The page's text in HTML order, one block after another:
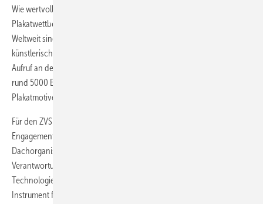
Wie wertvoll Wasser für uns alle ist, soll der internationale
Plakatwettbewerb „Wasser ist Leben“ auf einen Blick deutlich machen.
Weltweit sind Studenten aus Kunst und Design aufgerufen, sich mit
künstlerischen Werken daran zu beteiligen. Bereits 2011 feierte der
Aufruf an den kreativen Nachwuchs seine viel beachtete Premiere mit
rund 5000 Einsendungen. Etwa eine Million Menschen sahen die
Plakatmotive in Ausstellungen rund um den Globus.
Für den ZVSHK als Initiator der Kampagne ist das internationale
Engagement selbstverständlich. „Eingebunden in unsere weltweite
Dachorganisation, das World Plumbing Council, stehen wir zu unserer
Verantwortung, die bewährten Standards und die ausgefeilte
Technologie der deutschen Trinkwasserversorgung zum Maßstab und
Instrument für Länder werden zu lassen, in denen das Grundrecht auf